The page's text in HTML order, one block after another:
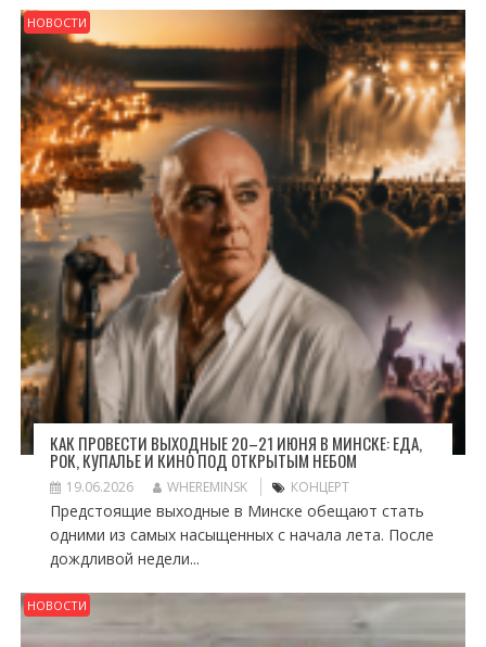
НОВОСТИ
КАК ПРОВЕСТИ ВЫХОДНЫЕ 20–21 ИЮНЯ В МИНСКЕ: ЕДА,
РОК, КУПАЛЬЕ И КИНО ПОД ОТКРЫТЫМ НЕБОМ
19.06.2026 WHEREMINSK КОНЦЕРТ
Предстоящие выходные в Минске обещают стать
одними из самых насыщенных с начала лета. После
дождливой недели...
НОВОСТИ